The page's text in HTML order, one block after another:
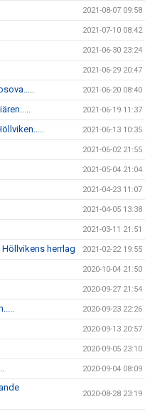
2021-08-07 09:58
2021-07-10 08:42
2021-06-30 23:24
2021-06-29 20:47
2021-06-20 08:40
2021-06-19 11:37
2021-06-13 10:35
2021-06-02 21:55
2021-05-04 21:04
2021-04-23 11:07
2021-04-05 13:38
2021-03-11 21:51
herrlag 2021-02-22 19:55
2020-10-04 21:50
2020-09-27 21:54
2020-09-23 22:26
2020-09-13 20:57
2020-09-05 23:10
2020-09-04 08:09
2020-08-28 23:19